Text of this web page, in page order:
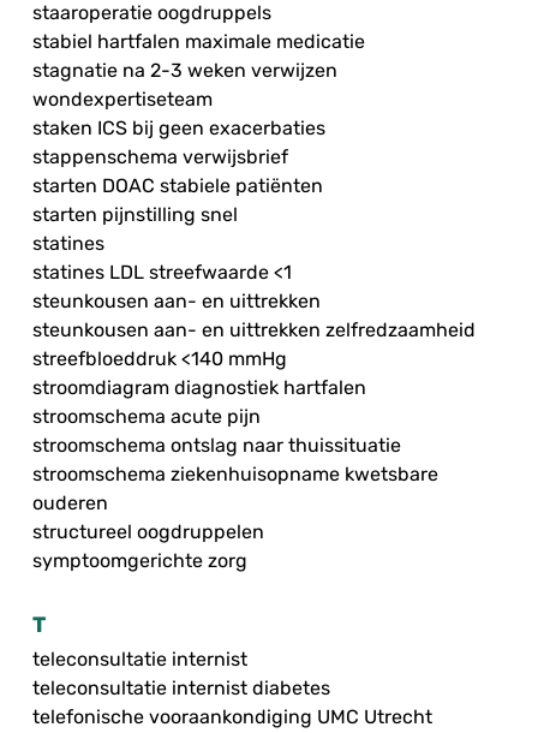
staaroperatie oogdruppels
stabiel hartfalen maximale medicatie
stagnatie na 2-3 weken verwijzen
wondexpertiseteam
staken ICS bij geen exacerbaties
stappenschema verwijsbrief
starten DOAC stabiele patiënten
starten pijnstilling snel
statines
statines LDL streefwaarde <1
steunkousen aan- en uittrekken
steunkousen aan- en uittrekken zelfredzaamheid
streefbloeddruk <140 mmHg
stroomdiagram diagnostiek hartfalen
stroomschema acute pijn
stroomschema ontslag naar thuissituatie
stroomschema ziekenhuisopname kwetsbare
ouderen
structureel oogdruppelen
symptoomgerichte zorg
T
teleconsultatie internist
teleconsultatie internist diabetes
telefonische vooraankondiging UMC Utrecht